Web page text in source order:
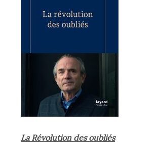
La Révolution des oubliés